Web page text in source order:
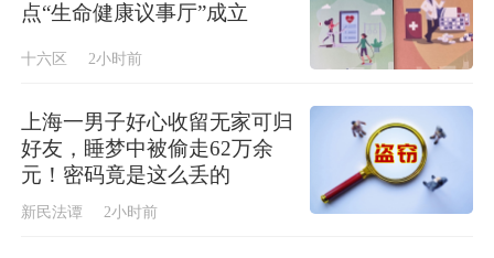
点“生命健康议事厅”成立
十六区 2小时前
上海一男子好心收留无家可归
好友，睡梦中被偷走62万余
元！密码竟是这么丢的
新民法谭 2小时前